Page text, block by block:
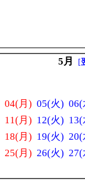
5月 [
04(月) 05(火) 06(
11(月) 12(火)
18(月) 19(火) 20(
25(月) 26(火) 27(